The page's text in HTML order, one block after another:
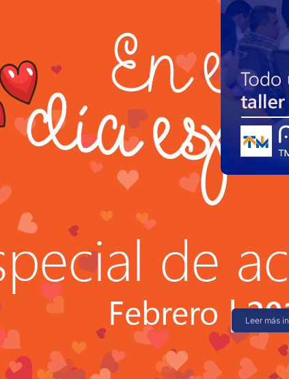
En saint
de todos
Leer más